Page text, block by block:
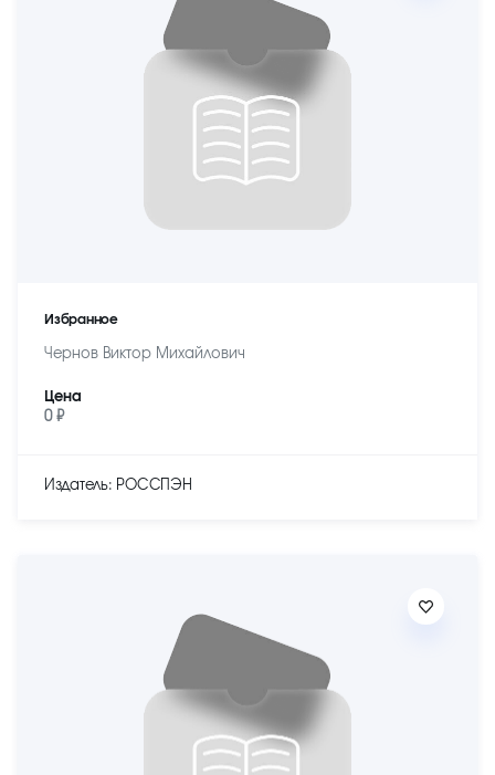
Избранное
Чернов Виктор Михайлович
Цена
0 ₽
Издатель: РОССПЭН